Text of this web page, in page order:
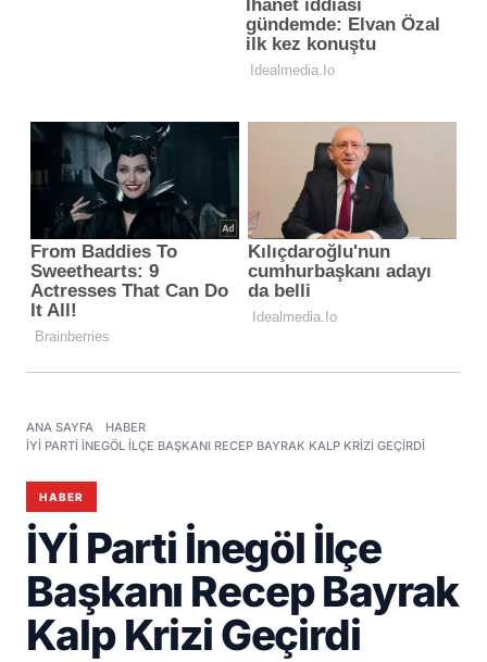
ANA SAYFA
HABER
İYİ PARTI İNEGÖL İLÇE BAŞKANI RECEP BAYRAK KALP KRIZI GEÇIRDI
HABER
İYİ Parti İnegöl İlçe
Başkanı Recep Bayrak
Kalp Krizi Geçirdi